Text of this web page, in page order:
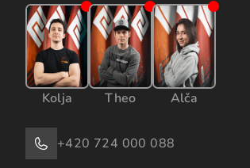
Kolja Theo Alča
+420 724 000 088